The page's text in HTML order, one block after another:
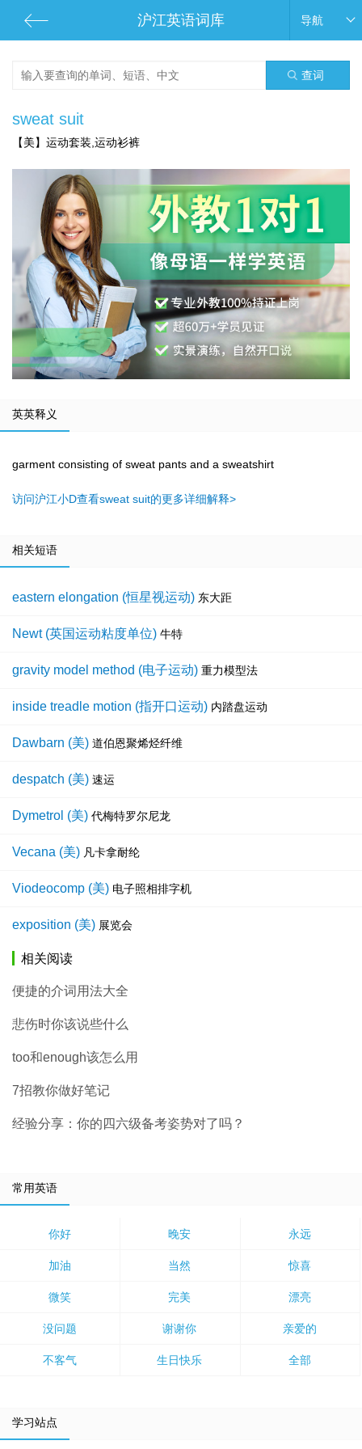
沪江英语词库 导航
查词
sweat suit
【美】运动套装,运动衫裤
英英释义
garment consisting of sweat pants and a sweatshirt
访问沪江小D查看sweat suit的更多详细解释>
相关短语
eastern elongation (恒星视运动) 东大距
Newt (英国运动粘度单位) 牛特
gravity model method (电子运动) 重力模型法
inside treadle motion (指开口运动) 内踏盘运动
Dawbarn (美) 道伯恩聚烯烃纤维
despatch (美) 速运
Dymetrol (美) 代梅特罗尔尼龙
Vecana (美) 凡卡拿耐纶
Viodeocomp (美) 电子照相排字机
exposition (美) 展览会
相关阅读
便捷的介词用法大全
悲伤时你该说些什么
too和enough该怎么用
7招教你做好笔记
经验分享：你的四六级备考姿势对了吗？
常用英语
你好 晚安 永远
加油 当然 惊喜
微笑 完美 漂亮
没问题 谢谢你 亲爱的
不客气 生日快乐 全部
学习站点